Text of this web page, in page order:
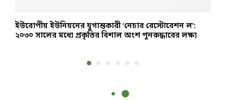
ইউরোপীয় ইউনিয়নের যুগান্তকারী ‘নেচার রেস্টোরেশন ল’:
২০৩০ সালের মধ্যে প্রকৃতির বিশাল অংশ পুনরুদ্ধারের লক্ষ্য